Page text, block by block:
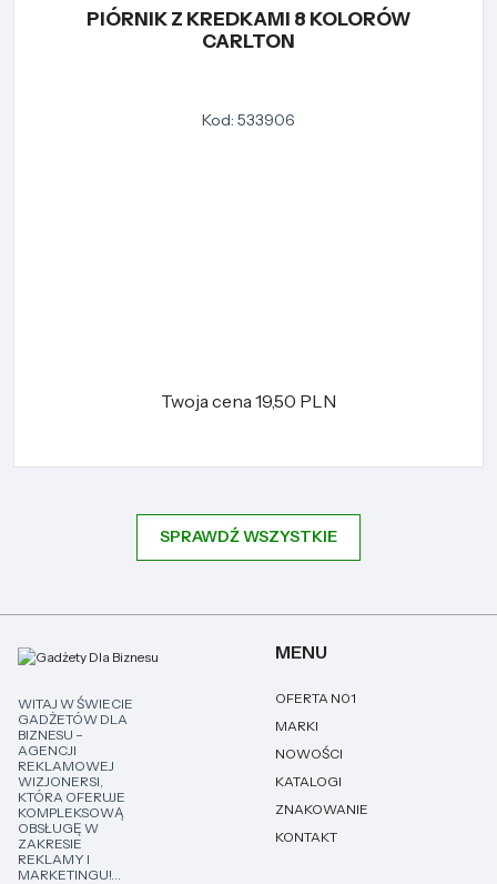
PIÓRNIK Z KREDKAMI 8 KOLORÓW
CARLTON
Kod: 533906
Twoja cena 19,50 PLN
SPRAWDŹ WSZYSTKIE
WITAJ W ŚWIECIE
GADŻETÓW DLA
BIZNESU –
AGENCJI
REKLAMOWEJ
WIZJONERSI,
KTÓRA OFERUJE
KOMPLEKSOWĄ
OBSŁUGĘ W
ZAKRESIE
REKLAMY I
MARKETINGU!...
MENU
OFERTA N01
MARKI
NOWOŚCI
KATALOGI
ZNAKOWANIE
KONTAKT